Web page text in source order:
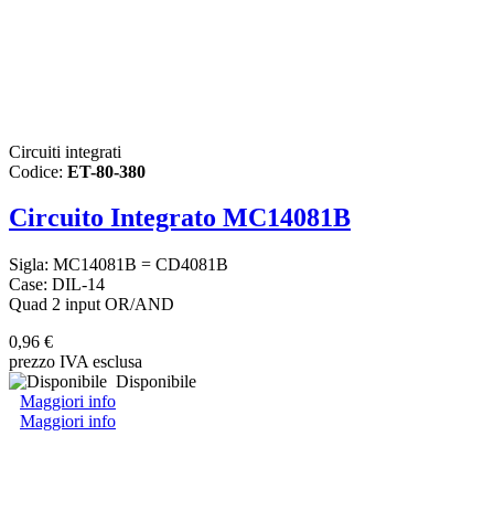
Circuiti integrati
Codice: ET-80-380
Circuito Integrato MC14081B
Sigla: MC14081B = CD4081B
Case: DIL-14
Quad 2 input OR/AND
0,96 €
prezzo IVA esclusa
Disponibile
Maggiori info
Maggiori info